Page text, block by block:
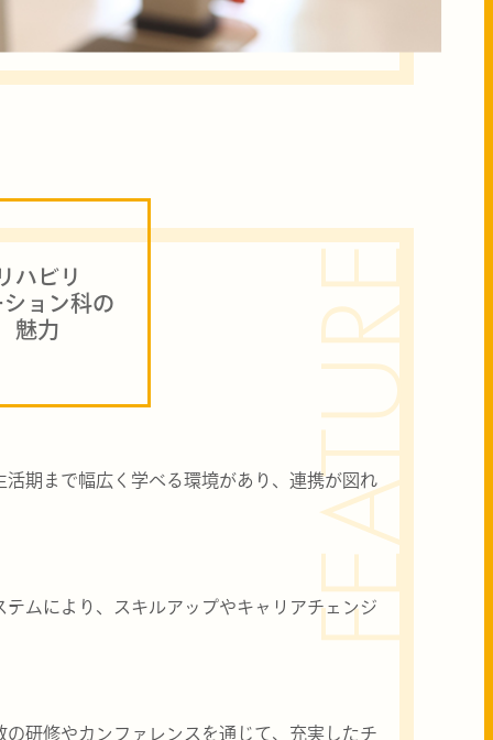
FEATURE
ハビリ
ョン科の
魅力
期まで幅広く学べる環境があり、連携が図れ
ムにより、スキルアップやキャリアチェンジ
研修やカンファレンスを通じて、充実したチ